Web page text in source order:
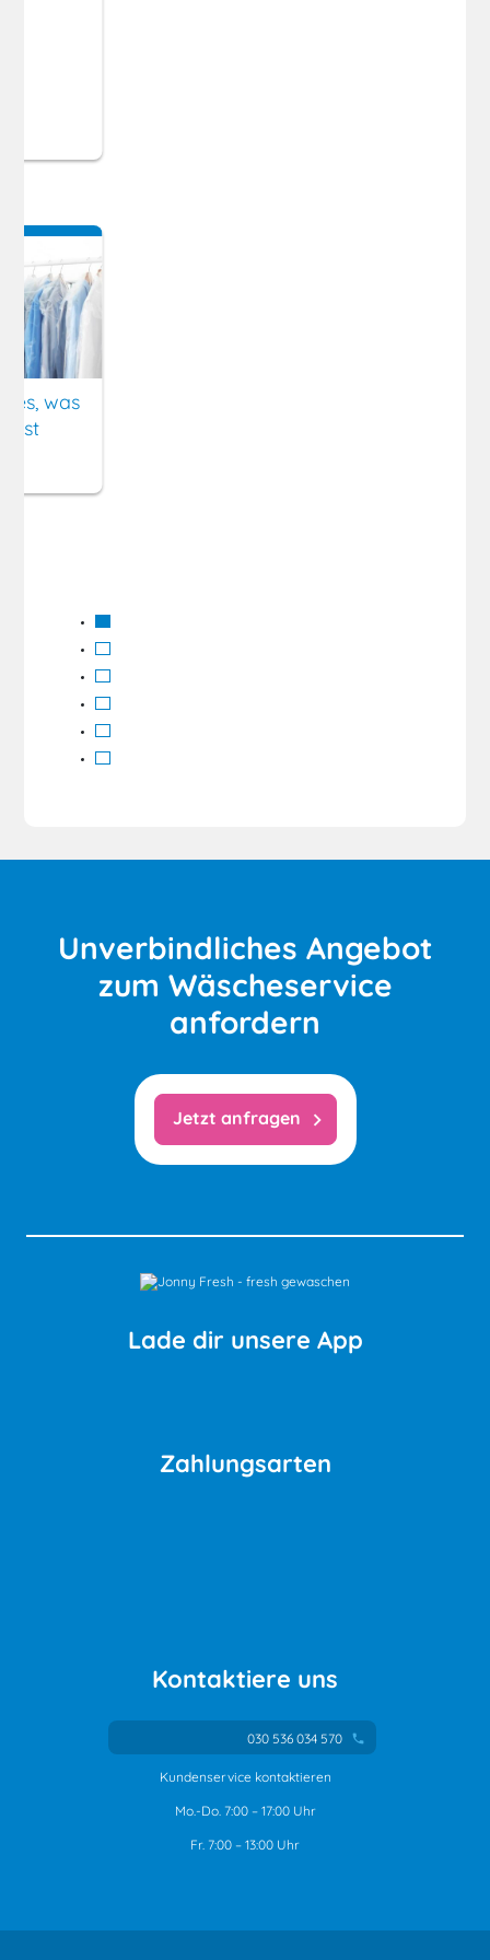
was
Unverbindliches Angebot
zum Wäscheservice
anfordern
Jetzt anfragen chevron_right
Lade dir unsere App
Zahlungsarten
Kontaktiere uns
030 536 034 570 phone
Kundenservice kontaktieren
Mo.-Do. 7:00 – 17:00 Uhr
Fr. 7:00 – 13:00 Uhr